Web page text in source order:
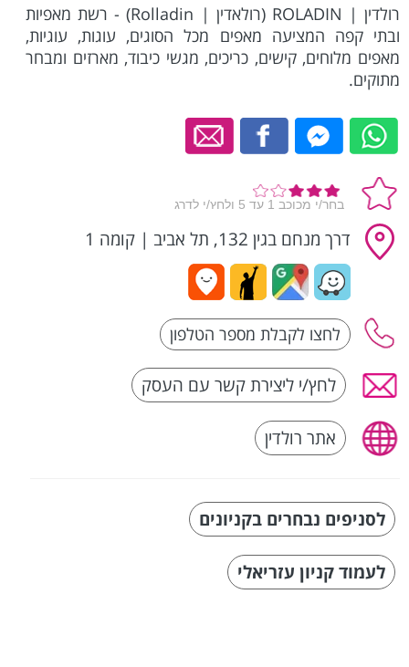
רולדין | ROLADIN (רולאדין | Rolladin) - רשת מאפיות
ובתי קפה המציעה מאפים מכל הסוגים, עוגות, עוגיות,
מאפים מלוחים, קישים, כריכים, מגשי כיבוד, מארזים ומבחר
מתוקים.
דרך מנחם בגין 132, תל אביב | קומה 1
לחץ/י ליצירת קשר עם העסק
אתר רולדין
לסניפים נבחרים בקניונים
לעמוד קניון עזריאלי